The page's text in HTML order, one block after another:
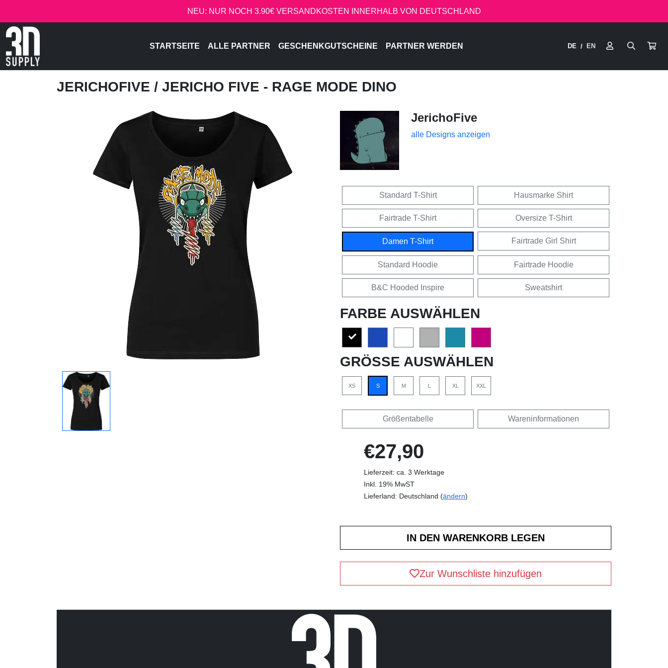
NEU: NUR NOCH 3.90€ VERSANDKOSTEN INNERHALB VON DEUTSCHLAND
STARTSEITE ALLE PARTNER GESCHENKGUTSCHEINE PARTNER WERDEN DE / EN
JERICHOFIVE / JERICHO FIVE - RAGE MODE DINO
JerichoFive
alle Designs anzeigen
Standard T-Shirt Hausmarke Shirt
Fairtrade T-Shirt Oversize T-Shirt
Damen T-Shirt Fairtrade Girl Shirt
Standard Hoodie Fairtrade Hoodie
B&C Hooded Inspire Sweatshirt
FARBE AUSWÄHLEN
GRÖSSE AUSWÄHLEN
XS S M L XL XXL
Größentabelle Wareninformationen
€27,90
Lieferzeit: ca. 3 Werktage
Inkl. 19% MwST
Lieferland: Deutschland (ändern)
Zur Wunschliste hinzufügen